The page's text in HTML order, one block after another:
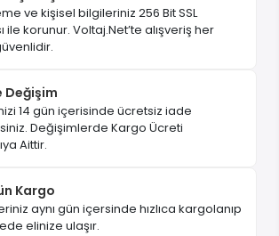
ve kişisel bilgileriniz 256 Bit SSL
ile korunur. Voltaj.Net’te alışveriş her
Değişim
14 gün içerisinde ücretsiz iade
Değişimlerde Kargo Ücreti
Aittir.
Kargo
aynı gün içersinde hızlıca kargolanıp
elinize ulaşır.